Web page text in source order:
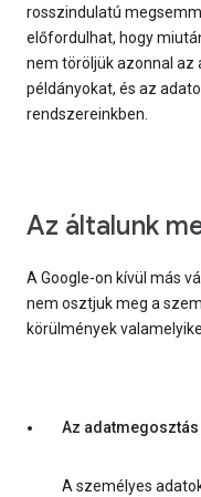
rosszindulatú
előfordulhat, hogy
nem töröljük azonnal az
példányokat, és az
rendszereinkben.
Az általunk
A Google-on kívül más
nem osztjuk meg a
körülmények
Az
A személyes